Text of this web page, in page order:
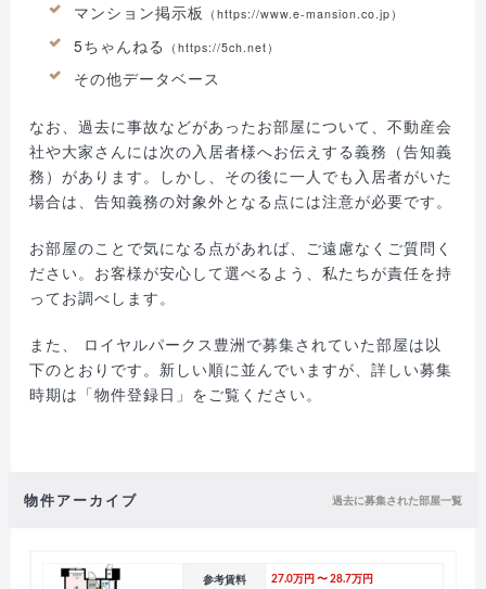
マンション掲示板
（https://www.e-mansion.co.jp）
5ちゃんねる （https://5ch.net）
その他データベース
なお、過去に事故などがあったお部屋について、不動産会
社や大家さんには次の入居者様へお伝えする義務（告知義
務）があります。しかし、その後に一人でも入居者がいた
場合は、告知義務の対象外となる点には注意が必要です。
お部屋のことで気になる点があれば、ご遠慮なくご質問く
ださい。お客様が安心して選べるよう、私たちが責任を持
ってお調べします。
また、 ロイヤルパークス豊洲で募集されていた部屋は以
下のとおりです。新しい順に並んでいますが、詳しい募集
時期は「物件登録日」をご覧ください。
物件アーカイブ 過去に募集された部屋一覧
参考賃料 27.0万円 〜 28.7万円